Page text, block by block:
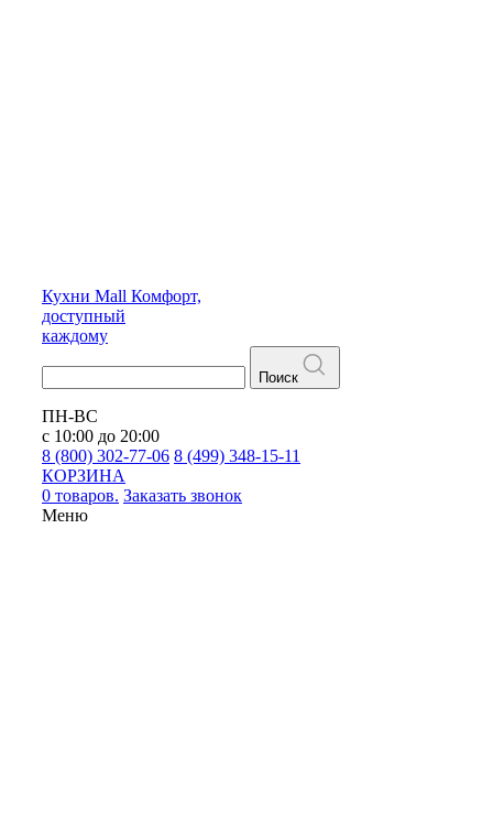
Кухни Mall Комфорт,
доступный
каждому
Поиск
ПН-ВС
с 10:00 до 20:00
8 (800) 302-77-06 8 (499) 348-15-11
КОРЗИНА
0 товаров. Заказать звонок
Меню